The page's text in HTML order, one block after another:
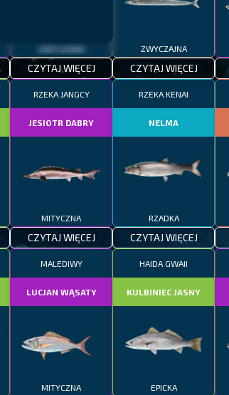
ZWYCZAJNA
CZYTAJ WIĘCEJ
ZWYCZAJNA
CZYTAJ WIĘCEJ
RZEKA JANGCY
JESIOTR DABRY
MITYCZNA
CZYTAJ WIĘCEJ
RZEKA KENAI
NELMA
RZADKA
CZYTAJ WIĘCEJ
MALEDIWY
LUCJAN WĄSATY
MITYCZNA
HAIDA GWAII
KULBINIEC JASNY
EPICKA